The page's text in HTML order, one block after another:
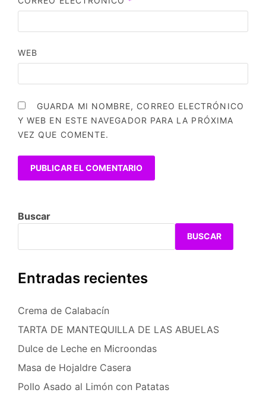
WEB
GUARDA MI NOMBRE, CORREO ELECTRÓNICO
Y WEB EN ESTE NAVEGADOR PARA LA PRÓXIMA
VEZ QUE COMENTE.
Buscar
BUSCAR
Entradas recientes
Crema de Calabacín
TARTA DE MANTEQUILLA DE LAS ABUELAS
Dulce de Leche en Microondas
Masa de Hojaldre Casera
Pollo Asado al Limón con Patatas